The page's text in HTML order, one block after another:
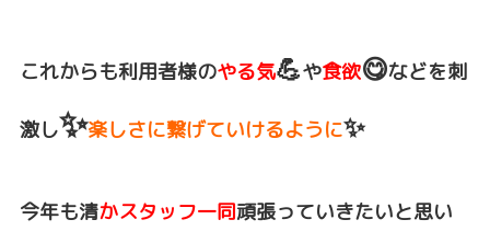
これからも利用者様のやる気💪や食欲😋などを刺
激し✨楽しさに繋げていけるように✨
今年も清かスタッフ一同頑張っていきたいと思い